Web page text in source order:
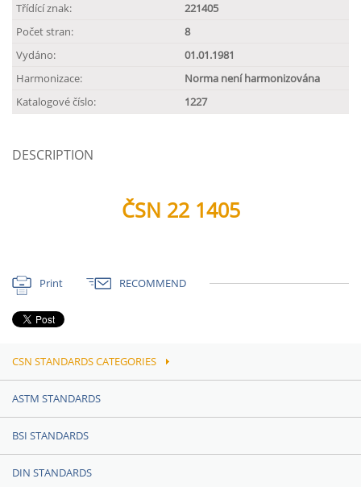
Třídící znak:
221405
Počet stran:
8
Vydáno:
01.01.1981
Harmonizace:
Norma není harmonizována
Katalogové číslo:
1227
DESCRIPTION
ČSN 22 1405
Print RECOMMEND
CSN STANDARDS CATEGORIES
ASTM STANDARDS
BSI STANDARDS
DIN STANDARDS